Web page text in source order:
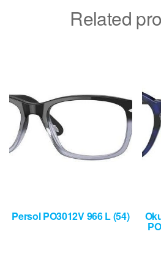
Related
Persol PO3012V 966 L (54)